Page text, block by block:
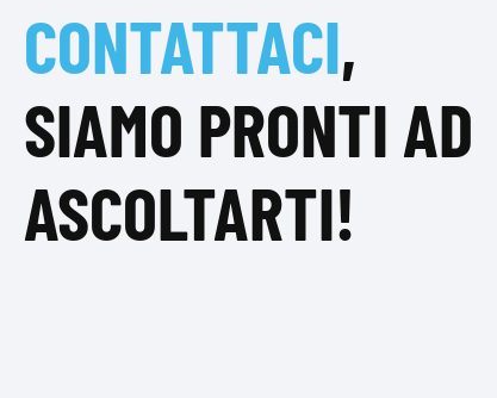
CONTATTACI,
SIAMO PRONTI AD
ASCOLTARTI!